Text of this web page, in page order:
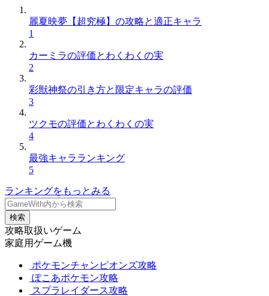
麗夏映夢【超究極】の攻略と適正キャラ
1
カーミラの評価とわくわくの実
2
彩獣神祭の引き方と限定キャラの評価
3
ツクモの評価とわくわくの実
4
最強キャラランキング
5
ランキングをもっとみる
検索
攻略取扱いゲーム
家庭用ゲーム機
ポケモンチャンピオンズ攻略
ぽこあポケモン攻略
スプラレイダース攻略